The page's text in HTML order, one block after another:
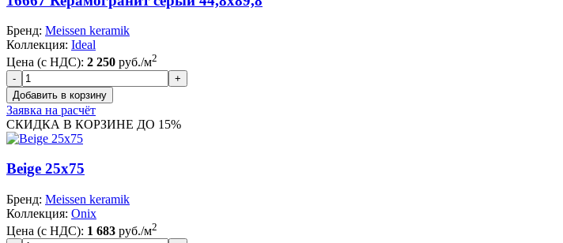
Бренд: Meissen keramik
Коллекция: Ideal
Цена (с НДС): 2 250 руб./м2
Заявка на расчёт
СКИДКА В КОРЗИНЕ ДО 15%
Beige 25x75
Бренд: Meissen keramik
Коллекция: Onix
Цена (с НДС): 1 683 руб./м2